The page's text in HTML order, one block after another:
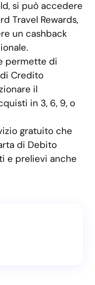
si può accedere
Travel Rewards,
un cashback
permette di
Credito
il
in 3, 6, 9, o
gratuito che
di Debito
e prelievi anche